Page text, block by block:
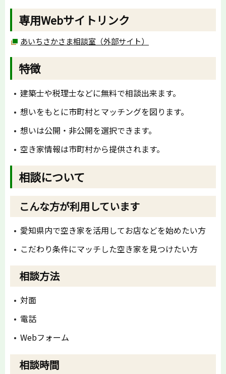
専用Webサイトリンク
あいちさかさま相談室（外部サイト）
特徴
​建築士や税理士などに無料で相談出来ます。
想いをもとに市町村とマッチングを図ります。
想いは公開・非公開を選択できます。
空き家情報は市町村から提供されます。
相談について
こんな方が利用しています
愛知県内で空き家を活用してお店などを始めたい方
こだわり条件にマッチした空き家を見つけたい方
相談方法
対面
電話
Webフォーム
相談時間